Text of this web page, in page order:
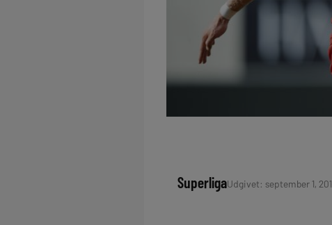
SuperligaUdgivet: september 1,